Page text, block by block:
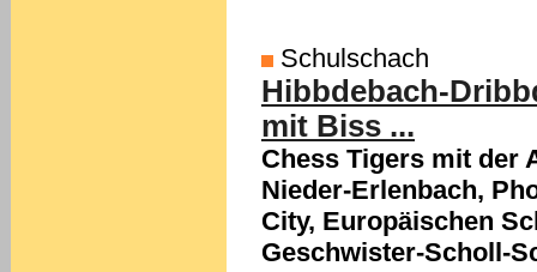
Schulschach
Hibbdebach-
mit Biss ...
Chess Tigers mit der
Nieder-Erlenbach,
City, Europäischen
Geschwister-Scholl-